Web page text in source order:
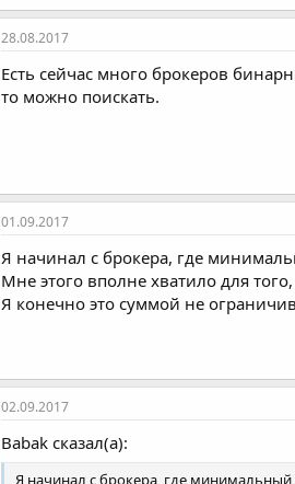
28.08.2017
Есть сейчас много брокеров
то можно поискать.
01.09.2017
Я начинал с брокера, где
Мне этого вполне хватило для
Я конечно это суммой не
02.09.2017
Babak сказал(а):
Я начинал с брокера, где минимальный